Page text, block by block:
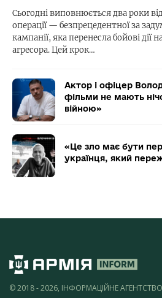
Сьогодні виповнюється два роки
операції — безпрецедентної за
кампанії, яка перенесла бойові
агресора. Цей крок…
Актор і офіцер
фільми не мають
війною»
«Це зло має бути
українця, який
© 2018 - 2026, ІНФОРМАЦІЙНЕ